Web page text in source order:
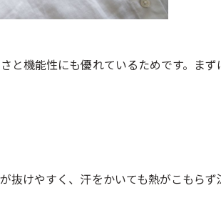
と機能性にも優れているためです。まず
抜けやすく、汗をかいても熱がこもらず